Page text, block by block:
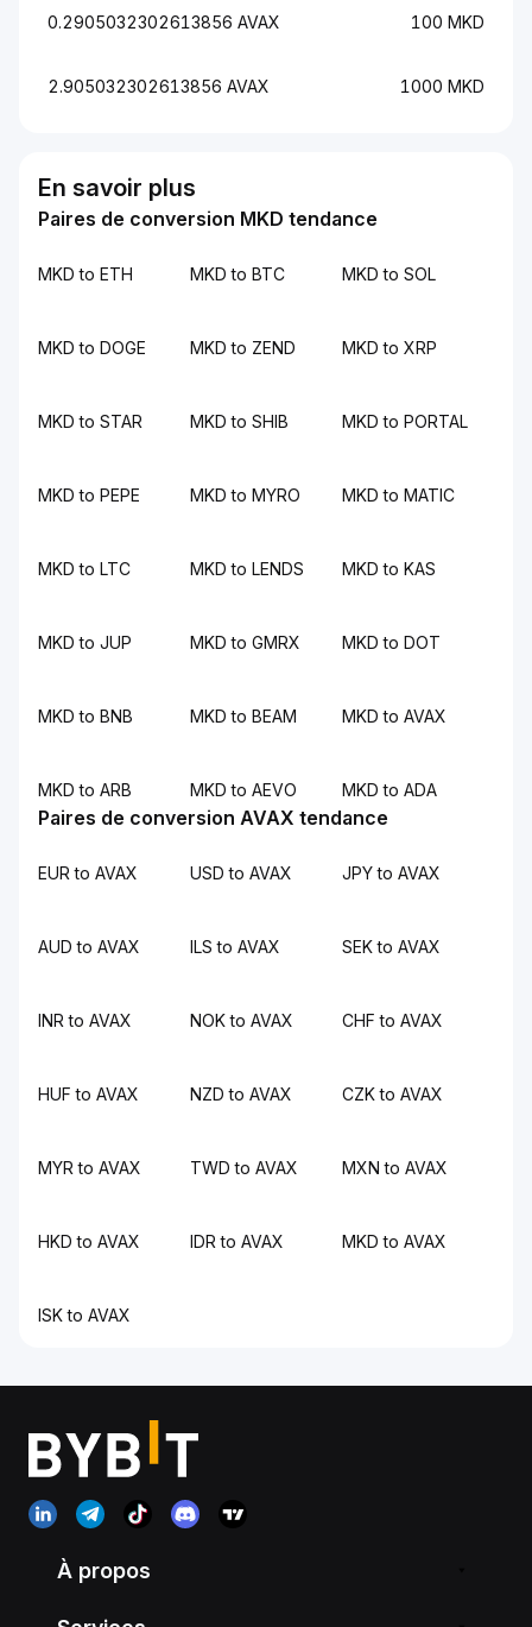
0.2905032302613856 AVAX 100 MKD
2.905032302613856 AVAX 1000 MKD
En savoir plus
Paires de conversion MKD tendance
MKD to ETH MKD to BTC MKD to SOL
MKD to DOGE MKD to ZEND MKD to XRP
MKD to STAR MKD to SHIB MKD to PORTAL
MKD to PEPE MKD to MYRO MKD to MATIC
MKD to LTC MKD to LENDS MKD to KAS
MKD to JUP MKD to GMRX MKD to DOT
MKD to BNB MKD to BEAM MKD to AVAX
MKD to ARB MKD to AEVO MKD to ADA
Paires de conversion AVAX tendance
EUR to AVAX USD to AVAX JPY to AVAX
AUD to AVAX ILS to AVAX SEK to AVAX
INR to AVAX NOK to AVAX CHF to AVAX
HUF to AVAX NZD to AVAX CZK to AVAX
MYR to AVAX TWD to AVAX MXN to AVAX
HKD to AVAX IDR to AVAX MKD to AVAX
ISK to AVAX
À propos